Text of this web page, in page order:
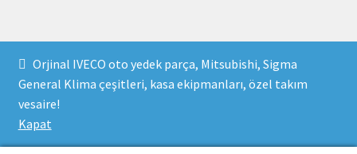
Orjinal IVECO oto yedek parça, Mitsubishi, Sigma
General Klima çeşitleri, kasa ekipmanları, özel takım
vesaire!
Kapat
Copyright 2021 © parcavs.com Tüm hakları saklıdır. Kredi
kartı bilgileriniz 256bit SSL sertifikası ile korunmaktadır.